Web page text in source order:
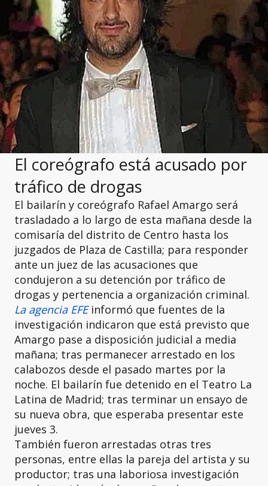
El coreógrafo está acusado por
tráfico de drogas
El bailarín y coreógrafo Rafael Amargo será
trasladado a lo largo de esta mañana desde la
comisaría del distrito de Centro hasta los
juzgados de Plaza de Castilla; para responder
ante un juez de las acusaciones que
condujeron a su detención por tráfico de
drogas y pertenencia a organización criminal.
La agencia EFEinformó que fuentes de la
investigación indicaron que está previsto que
Amargo pase a disposición judicial a media
mañana; tras permanecer arrestado en los
calabozos desde el pasado martes por la
noche. El bailarín fue detenido en el Teatro La
Latina de Madrid; tras terminar un ensayo de
su nueva obra, que esperaba presentar este
jueves 3.
También fueron arrestadas otras tres
personas, entre ellas la pareja del artista y su
productor; tras una laboriosa investigación